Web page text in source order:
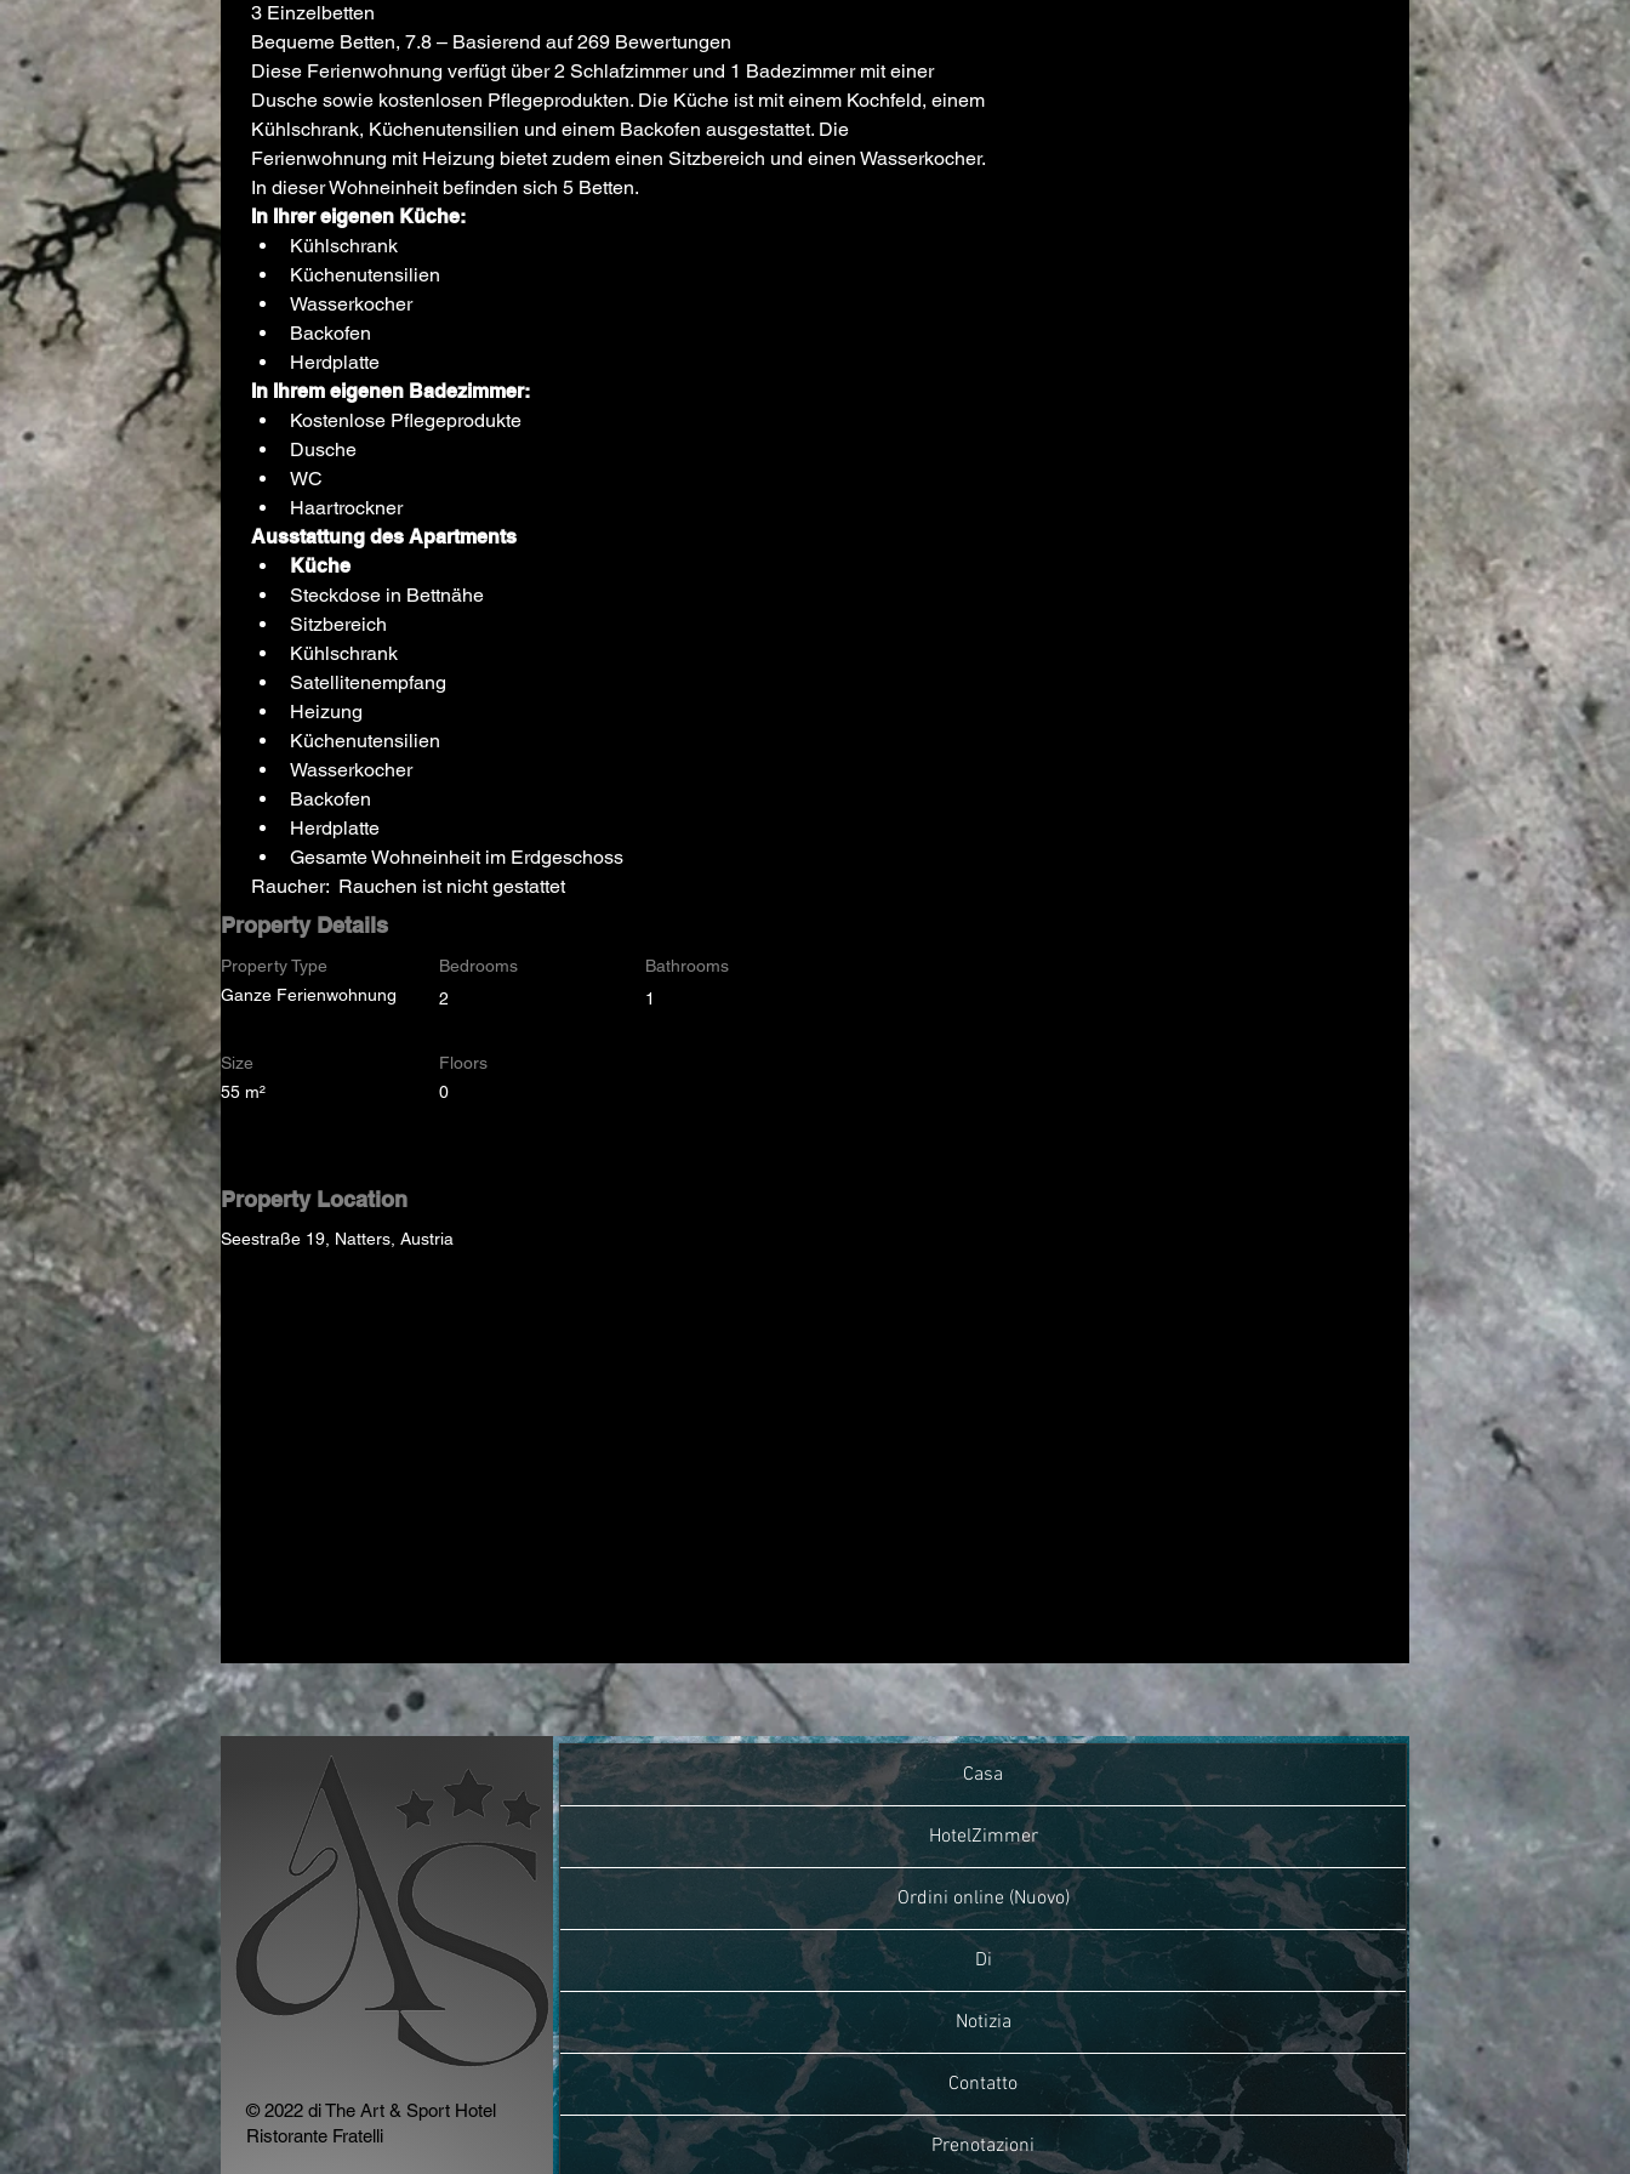
3 Einzelbetten
Bequeme Betten, 7.8 – Basierend auf 269 Bewertungen
Diese Ferienwohnung verfügt über 2 Schlafzimmer und 1 Badezimmer mit einer
Dusche sowie kostenlosen Pflegeprodukten. Die Küche ist mit einem Kochfeld, einem
Kühlschrank, Küchenutensilien und einem Backofen ausgestattet. Die
Ferienwohnung mit Heizung bietet zudem einen Sitzbereich und einen Wasserkocher.
In dieser Wohneinheit befinden sich 5 Betten.
In Ihrer eigenen Küche:
Kühlschrank
Küchenutensilien
Wasserkocher
Backofen
Herdplatte
In Ihrem eigenen Badezimmer:
Kostenlose Pflegeprodukte
Dusche
WC
Haartrockner
Ausstattung des Apartments
Küche
Steckdose in Bettnähe
Sitzbereich
Kühlschrank
Satellitenempfang
Heizung
Küchenutensilien
Wasserkocher
Backofen
Herdplatte
Gesamte Wohneinheit im Erdgeschoss
Raucher:  Rauchen ist nicht gestattet
Property Details
Property Type
Ganze Ferienwohnung
Bedrooms
2
Bathrooms
1
Size
55 m²
Floors
0
Property Location
Seestraße 19, Natters, Austria
© 2022 di The Art & Sport Hotel
Ristorante Fratelli
Casa
HotelZimmer
Ordini online (Nuovo)
Di
Notizia
Contatto
Prenotazioni